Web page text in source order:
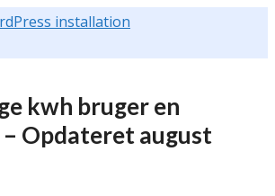
kwh bruger en
– Opdateret august